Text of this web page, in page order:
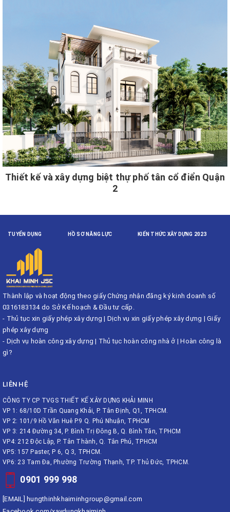
Thiết kế và xây dựng biệt thự phố tân cổ điển Quận
2
TUYỂN DỤNG HỒ SƠ NĂNG LỰC KIẾN THỨC XÂY DỰNG 2023
Thành lập và hoạt động theo giấy Chứng nhận đăng ký kinh doanh số
0316183134 do Sở Kế hoạch & Đầu tư cấp.
- Thủ tục xin giấy phép xây dựng | Dịch vụ xin giấy phép xây dựng | Giấy
phép xây dựng
- Dịch vụ hoàn công xây dựng | Thủ tục hoàn công nhà ở |Hoàn công là
gì?
LIÊN HỆ
CÔNG TY CP TVGS THIẾT KẾ XÂY DỰNG KHẢI MINH
VP 1: 68/10D Trần Quang Khải, P. Tân Định, Q1, TPHCM.
VP 2: 101/9 Hồ Văn Huê P.9 Q. Phú Nhuận, TPHCM
VP 3: 214 Đường 34, P. Bình Trị Đông B, Q. Bình Tân, TPHCM
VP4: 212 Độc Lập, P. Tân Thành, Q. Tân Phú, TPHCM
VP5: 157 Paster, P 6, Q 3, TPHCM.
VP6: 23 Tam Đa, Phường Trường Thạnh, TP. Thủ Đức, TPHCM.
0901 999 998
[EMAIL] hungthinhkhaiminhgroup@gmail.com